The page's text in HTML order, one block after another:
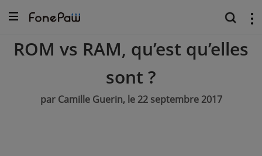
ROM vs RAM, qu’est qu’elles
sont ?
par Camille Guerin, le 22 septembre 2017